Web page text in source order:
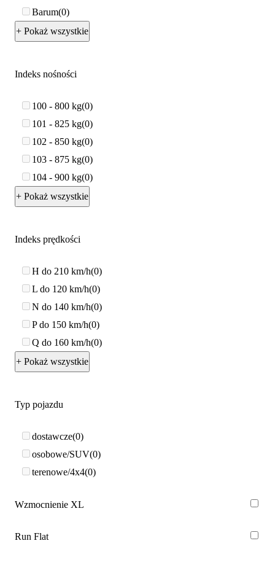
Barum 0
+ Pokaż wszystkie
Indeks nośności
100 - 800 kg 0
101 - 825 kg 0
102 - 850 kg 0
103 - 875 kg 0
104 - 900 kg 0
+ Pokaż wszystkie
Indeks prędkości
H do 210 km/h 0
L do 120 km/h 0
N do 140 km/h 0
P do 150 km/h 0
Q do 160 km/h 0
+ Pokaż wszystkie
Typ pojazdu
dostawcze 0
osobowe/SUV 0
terenowe/4x4 0
Wzmocnienie XL
Run Flat